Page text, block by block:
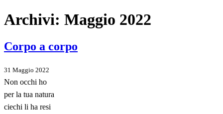
Archivi: Maggio 2022
Corpo a corpo
31 Maggio 2022
Non occhi ho
per la tua natura
ciechi li ha resi